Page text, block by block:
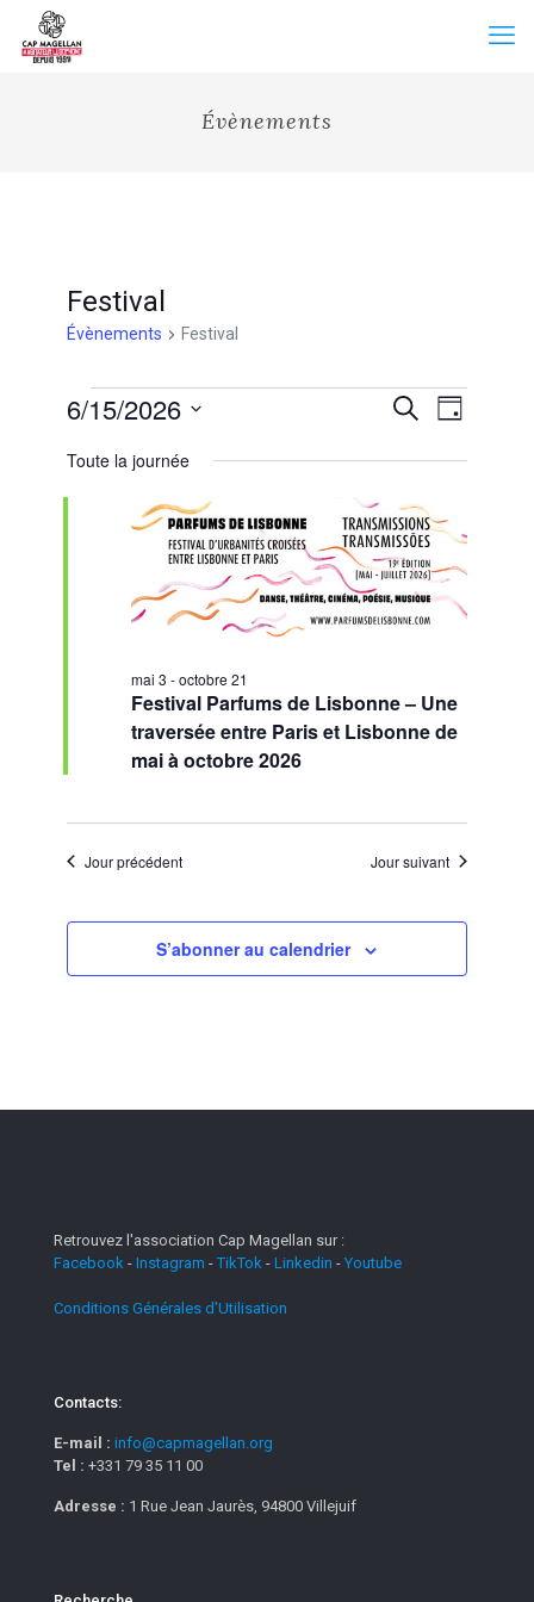
Évènements
Festival
Évènements Festival
Évènements
for
juin
2026
Recherche
Évènements
Recherche
Navigation
de
Évènement
Jour
6/15/2026
une
Toute la journée
Festival Parfums de Lisbonne – Une
traversée entre Paris et Lisbonne de
mai à octobre 2026
mai 3 -octobre 21
Jour précédent Jour suivant
S’abonner au calendrier
Retrouvez l'association Cap Magellan sur :
Facebook - Instagram -TikTok - Linkedin - Youtube
Conditions Générales d'Utilisation
Contacts:
E-mail : info@capmagellan.org
Tel : +331 79 35 11 00
Adresse : 1 Rue Jean Jaurès, 94800 Villejuif